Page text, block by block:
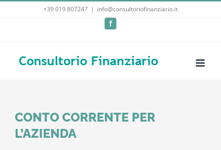
+39 019 807247 | info@consultoriofinanziario.it
Facebook
CONTO CORRENTE PER
L’AZIENDA